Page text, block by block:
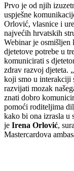
Prvo je od njih
uspješne
Orlović, vlasnice i
najvećih hrvatskih
Webinar je osmišljen
djetetove potrebe u
komunicirati s
zdrav razvoj djeteta.
koji smo u interakciji
razvijati mozak
znati dobro
pomoći roditeljima
kako bi ona izrasla u
je Irena Orlović,
Mastercardova